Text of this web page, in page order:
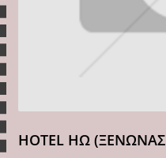
HOTEL ΗΩ (ΞΕΝΩΝΑΣ